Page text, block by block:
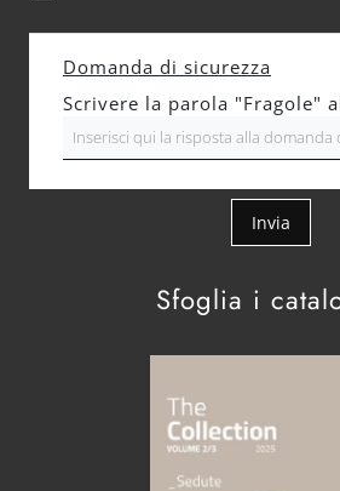
Sfoglia i
Domanda di sicurezza
Scrivere la parola "Fragole"
Invia